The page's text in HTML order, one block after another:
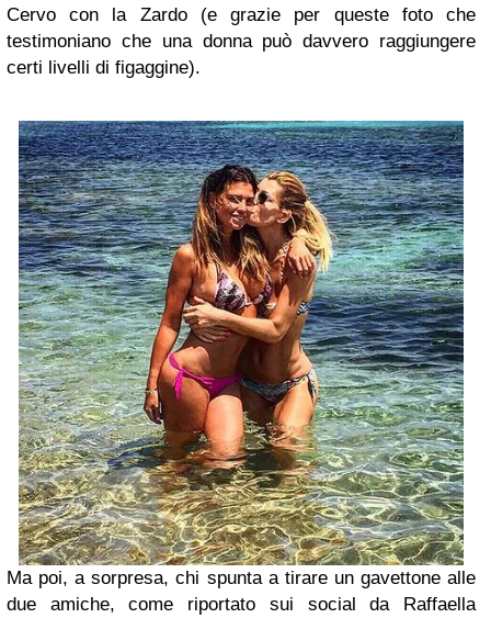
Cervo con la Zardo (e grazie per queste foto che
testimoniano che una donna può davvero raggiungere
certi livelli di figaggine).
Ma poi, a sorpresa, chi spunta a tirare un gavettone alle
due amiche, come riportato sui social da Raffaella